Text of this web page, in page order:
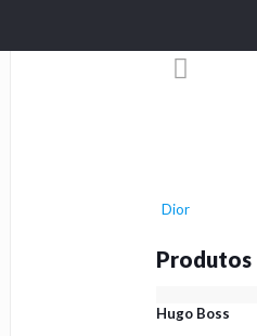
Dior
Produtos
Hugo Boss